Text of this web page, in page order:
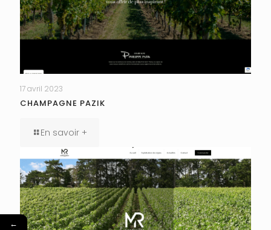
17 avril 2023
CHAMPAGNE PAZIK
En savoir +
←